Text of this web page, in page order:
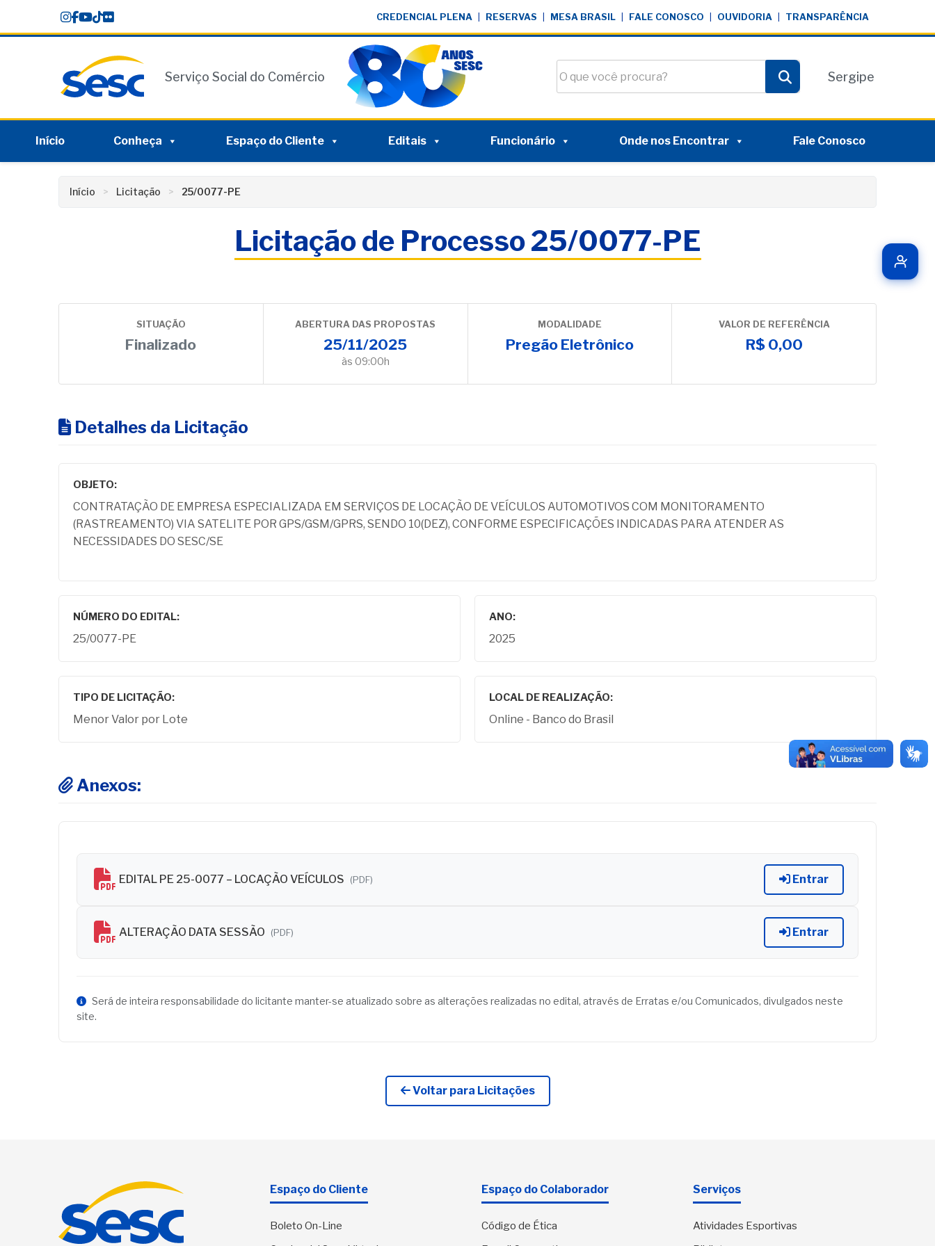
content
CREDENCIAL PLENA RESERVAS MESA BRASIL FALE CONOSCO OUVIDORIA TRANSPARÊNCIA
Serviço Social do Comércio
Pesquisar
Sergipe
Início Conheça Espaço do Cliente Editais Funcionário Onde nos Encontrar Fale Conosco
Início Licitação 25/0077-PE
Licitação de Processo 25/0077-PE
SITUAÇÃO
Finalizado
ABERTURA DAS PROPOSTAS
25/11/2025
às 09:00h
MODALIDADE
Pregão Eletrônico
VALOR DE REFERÊNCIA
R$ 0,00
Detalhes da Licitação
OBJETO:
CONTRATAÇÃO DE EMPRESA ESPECIALIZADA EM SERVIÇOS DE LOCAÇÃO DE VEÍCULOS AUTOMOTIVOS COM MONITORAMENTO
(RASTREAMENTO) VIA SATELITE POR GPS/GSM/GPRS, SENDO 10(DEZ), CONFORME ESPECIFICAÇÕES INDICADAS PARA ATENDER AS
NECESSIDADES DO SESC/SE
NÚMERO DO EDITAL:
25/0077-PE
ANO:
2025
TIPO DE LICITAÇÃO:
Menor Valor por Lote
LOCAL DE REALIZAÇÃO:
Online - Banco do Brasil
Anexos:
EDITAL PE 25-0077 – LOCAÇÃO VEÍCULOS (PDF) Entrar
ALTERAÇÃO DATA SESSÃO (PDF) Entrar
Será de inteira responsabilidade do licitante manter-se atualizado sobre as alterações realizadas no edital, através de Erratas e/ou Comunicados, divulgados neste
site.
Voltar para Licitações
Espaço do Cliente
Boleto On-Line
Espaço do Colaborador
Código de Ética
Serviços
Atividades Esportivas